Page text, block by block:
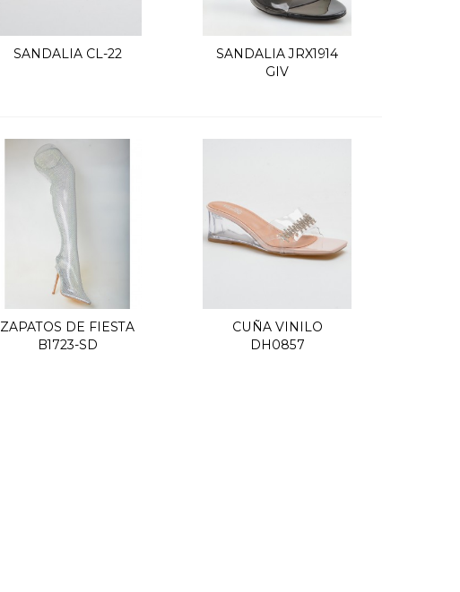
Quick view
SANDALIA CL-22 Quick view
SANDALIA JRX1914
GIV
Quick view
ZAPATOS DE FIESTA
B1723-SD
Quick view
CUÑA VINILO
DH0857